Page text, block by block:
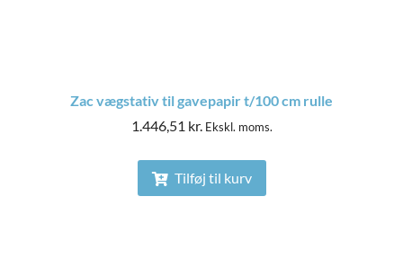
Zac vægstativ til gavepapir t/100 cm rulle
1.446,51 kr. Ekskl. moms.
Tilføj til kurv